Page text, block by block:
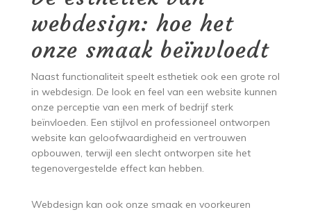
webdesign: hoe het
onze smaak beïnvloedt
Naast functionaliteit speelt esthetiek ook een grote rol
in webdesign. De look en feel van een website kunnen
onze perceptie van een merk of bedrijf sterk
beïnvloeden. Een stijlvol en professioneel ontworpen
website kan geloofwaardigheid en vertrouwen
opbouwen, terwijl een slecht ontworpen site het
tegenovergestelde effect kan hebben.
Webdesign kan ook onze smaak en voorkeuren